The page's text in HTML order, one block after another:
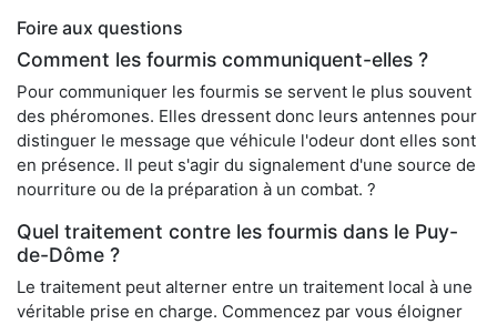
Foire aux questions
Comment les fourmis communiquent-elles ?
Pour communiquer les fourmis se servent le plus souvent
des phéromones. Elles dressent donc leurs antennes pour
distinguer le message que véhicule l'odeur dont elles sont
en présence. Il peut s'agir du signalement d'une source de
nourriture ou de la préparation à un combat. ?
Quel traitement contre les fourmis dans le Puy-
de-Dôme ?
Le traitement peut alterner entre un traitement local à une
véritable prise en charge. Commencez par vous éloigner